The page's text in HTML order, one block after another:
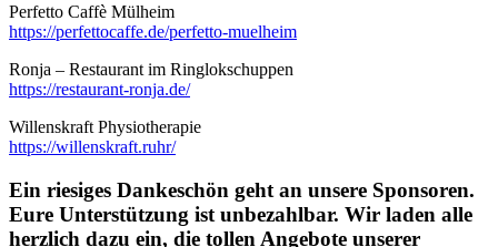
Perfetto Caffè Mülheim
https://perfettocaffe.de/perfetto-muelheim
Ronja – Restaurant im Ringlokschuppen
https://restaurant-ronja.de/
Willenskraft Physiotherapie
https://willenskraft.ruhr/
Ein riesiges Dankeschön geht an unsere Sponsoren.
Eure Unterstützung ist unbezahlbar. Wir laden alle
herzlich dazu ein, die tollen Angebote unserer